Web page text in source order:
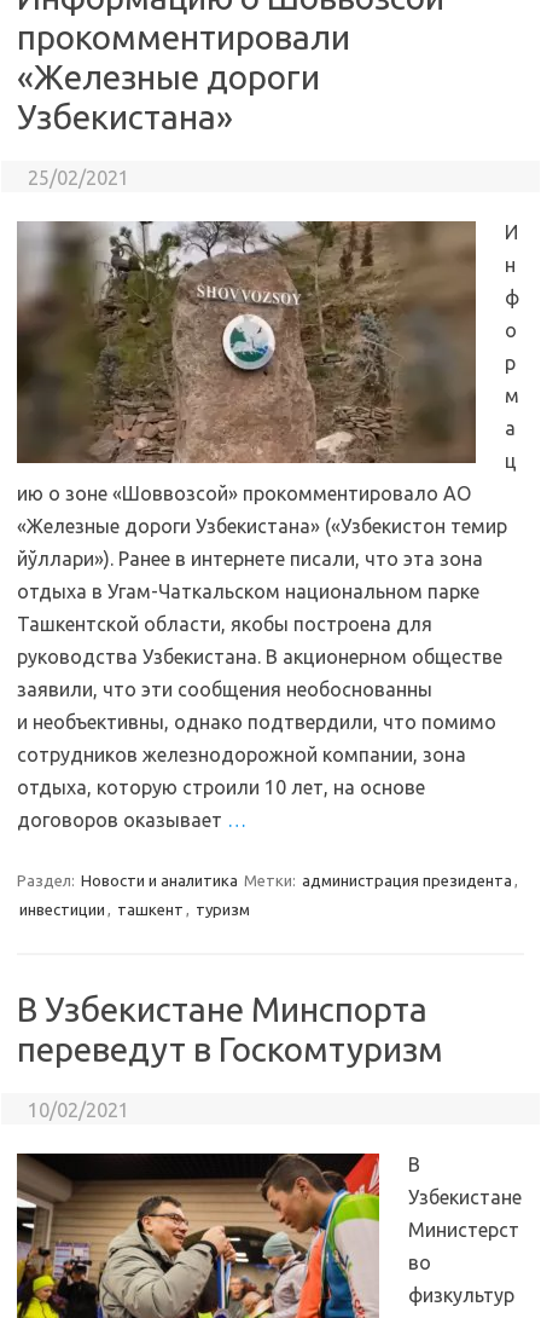
прокомментировали
«Железные дороги
Узбекистана»
25/02/2021
И
н
ф
о
р
м
а
ц
ию о зоне «Шоввозсой» прокомментировало АО
«Железные дороги Узбекистана» («Узбекистон темир
йўллари»). Ранее в интернете писали, что эта зона
отдыха в Угам-Чаткальском национальном парке
Ташкентской области, якобы построена для
руководства Узбекистана. В акционерном обществе
заявили, что эти сообщения необоснованны
и необъективны, однако подтвердили, что помимо
сотрудников железнодорожной компании, зона
отдыха, которую строили 10 лет, на основе
договоров оказывает …
Раздел: Новости и аналитика Метки: администрация президента ,
инвестиции , ташкент , туризм
В Узбекистане Минспорта
переведут в Госкомтуризм
10/02/2021
В
Узбекистане
Министерст
во
физкультур